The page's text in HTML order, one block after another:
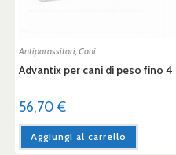
Antiparassitari,Cani
Advantix per cani di peso fino 4
56,70€
Aggiungi al carrello